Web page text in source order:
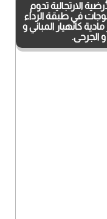
الارتجالية تدوم
تنتشر على شكل موجات في طبقة الرداء
وهو عادة يتسبب في احداث خسائر مادية كانهيار المباني و
الجرحى.